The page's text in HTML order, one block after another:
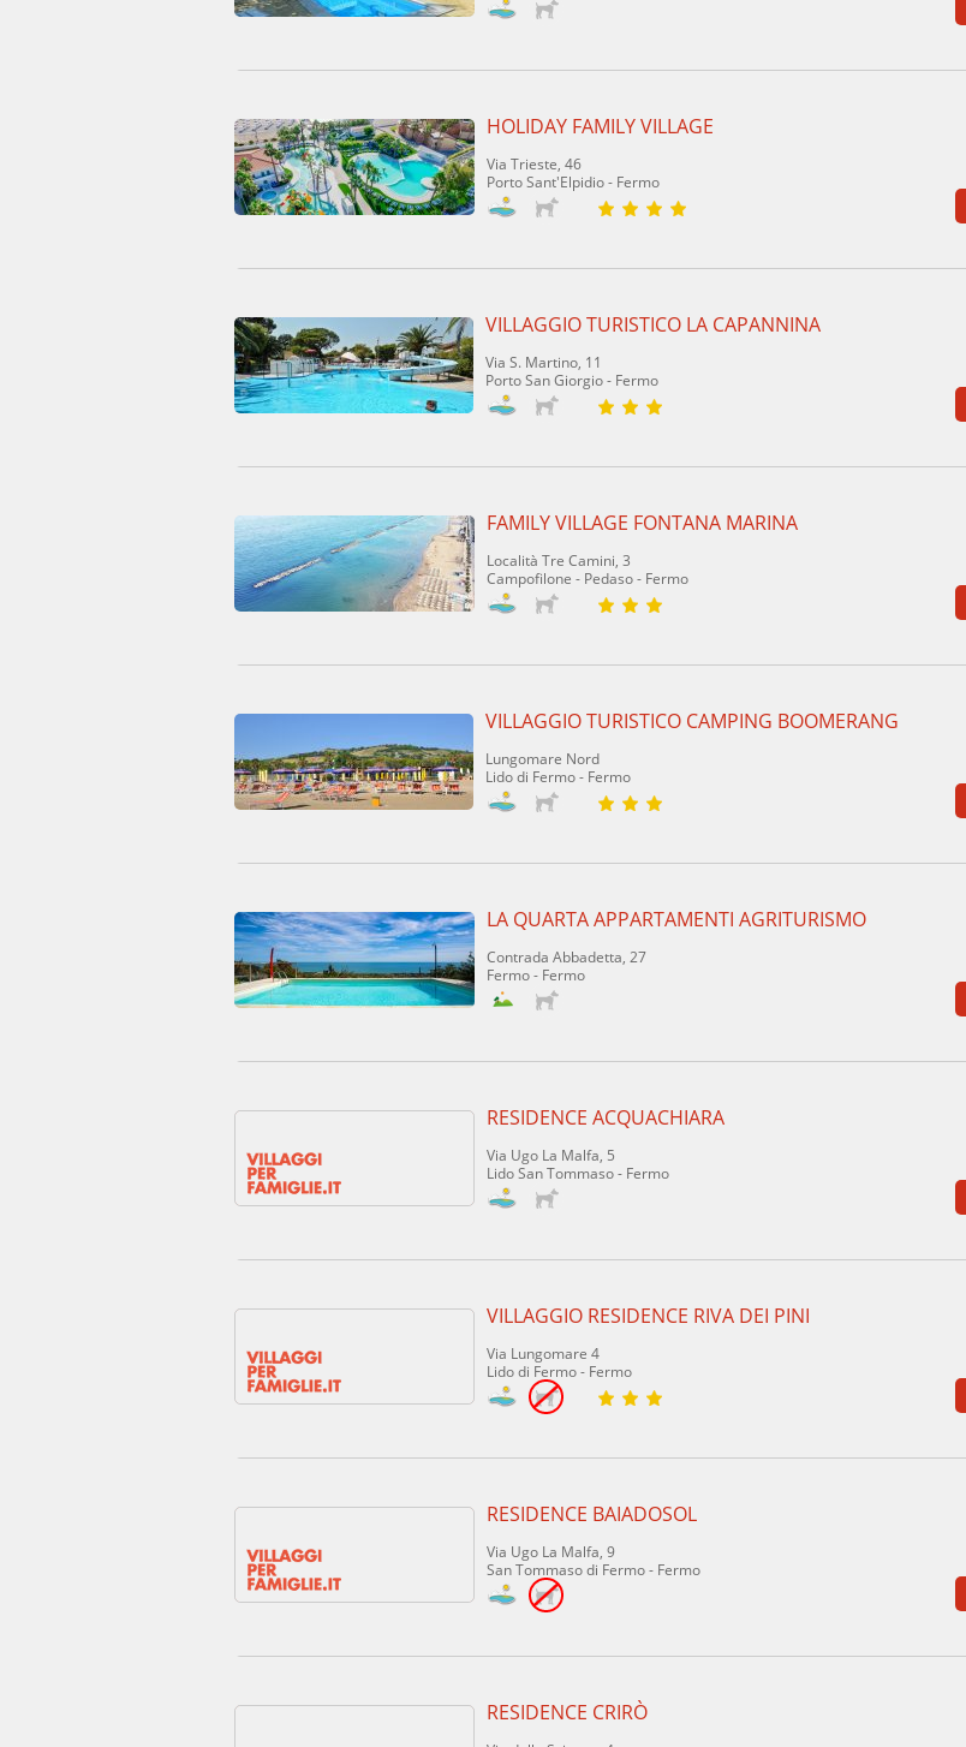
HOLIDAY FAMILY VILLAGE
Via Trieste, 46
Porto Sant'Elpidio - Fermo
VILLAGGIO TURISTICO LA CAPANNINA
Via S. Martino, 11
Porto San Giorgio - Fermo
FAMILY VILLAGE FONTANA MARINA
Località Tre Camini, 3
Campofilone - Pedaso - Fermo
VILLAGGIO TURISTICO CAMPING BOOMERANG
Lungomare Nord
Lido di Fermo - Fermo
LA QUARTA APPARTAMENTI AGRITURISMO
Contrada Abbadetta, 27
Fermo - Fermo
RESIDENCE ACQUACHIARA
Via Ugo La Malfa, 5
Lido San Tommaso - Fermo
VILLAGGIO RESIDENCE RIVA DEI PINI
Via Lungomare 4
Lido di Fermo - Fermo
RESIDENCE BAIADOSOL
Via Ugo La Malfa, 9
San Tommaso di Fermo - Fermo
RESIDENCE CRIRÒ